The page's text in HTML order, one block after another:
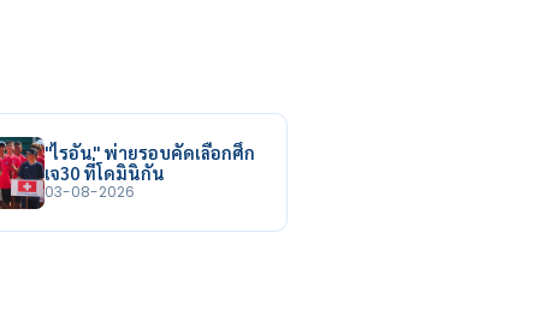
"ไรอัน" พ่ายรอบคัดเลือกศึก
เจ30 ที่โดมินิกัน
03-08-2026